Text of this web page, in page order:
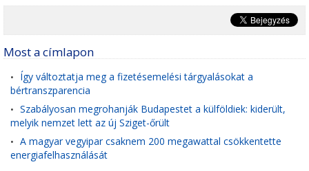
Most a címlapon
• Így változtatja meg a fizetésemelési tárgyalásokat a
bértranszparencia
• Szabályosan megrohanják Budapestet a külföldiek: kiderült,
melyik nemzet lett az új Sziget-őrült
• A magyar vegyipar csaknem 200 megawattal csökkentette
energiafelhasználását